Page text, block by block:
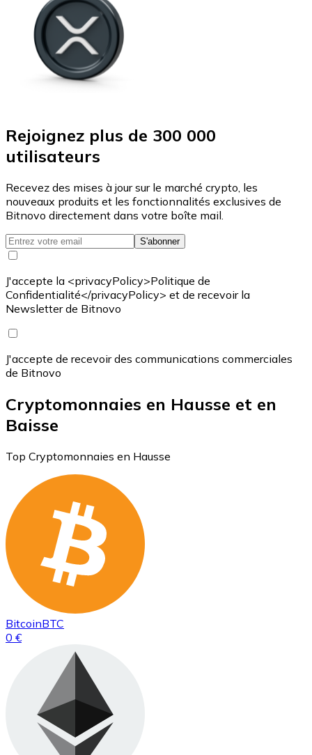
Rejoignez plus de 300 000
utilisateurs
Recevez des mises à jour sur le marché crypto, les
nouveaux produits et les fonctionnalités exclusives de
Bitnovo directement dans votre boîte mail.
S'abonner
J'accepte la <privacyPolicy>Politique de
Confidentialité</privacyPolicy> et de recevoir la
Newsletter de Bitnovo
J'accepte de recevoir des communications commerciales
de Bitnovo
Cryptomonnaies en Hausse et en
Baisse
Top Cryptomonnaies en Hausse
BitcoinBTC
0 €